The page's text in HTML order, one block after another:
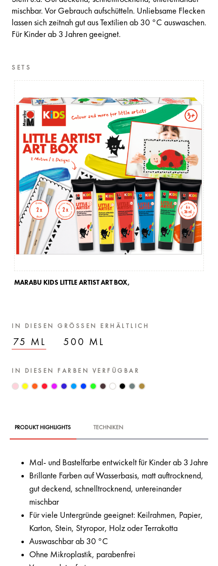
mischbar. Vor Gebrauch aufschütteln. Unliebsame Flecken
lassen sich zeitnah gut aus Textilien ab 30 °C auswaschen.
Für Kinder ab 3 Jahren geeignet.
SETS
MARABU KIDS LITTLE ARTIST ART BOX,
IN DIESEN GRÖSSEN ERHÄLTLICH
75 ML 500 ML
IN DIESEN FARBEN VERFÜGBAR
PRODUKT HIGHLIGHTS TECHNIKEN
Mal- und Bastelfarbe entwickelt für Kinder ab 3 Jahre
Brillante Farben auf Wasserbasis, matt auftrocknend,
gut deckend, schnelltrocknend, untereinander
mischbar
Für viele Untergründe geeignet: Keilrahmen, Papier,
Karton, Stein, Styropor, Holz oder Terrakotta
Auswaschbar ab 30 °C
Ohne Mikroplastik, parabenfrei